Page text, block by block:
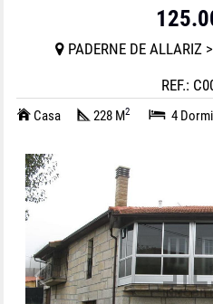
PADERNE DE ALLARIZ
REF.:
Casa 228 M2 4